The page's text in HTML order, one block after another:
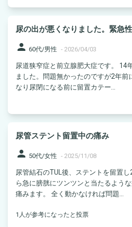
尿の出が悪くなりました。緊急
person 60代/男性 - 2026/04/03
尿道狭窄症と前立腺肥大症です。 14
ました。問題無かったのですが2年前
なり尿閉になる前に留置カテー...
尿管ステント留置中の痛み
person 50代/女性 - 2025/11/08
尿管結石のTUL後、ステントを留置
ら急に膀胱にツンツンと当たるよう
痛みます。 全く動かなければ問題...
1人が参考になったと投票